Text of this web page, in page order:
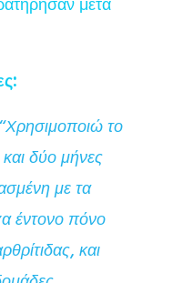
“Χρησιμοποιώ το
δύο μήνες
με τα
έντονο πόνο
και